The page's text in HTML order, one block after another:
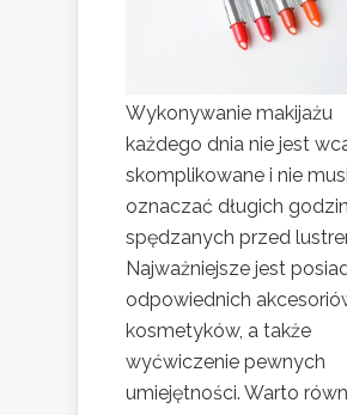
Wykonywanie makijażu
każdego dnia nie jest
skomplikowane i nie musi
oznaczać długich godzin
spędzanych przed
Najważniejsze jest
odpowiednich
kosmetyków, a także
wyćwiczenie pewnych
umiejętności. Warto